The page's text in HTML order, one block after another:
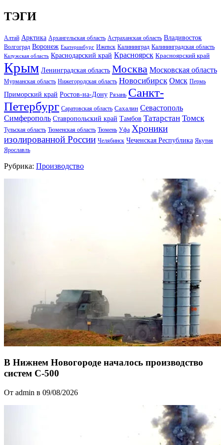
ТЭГИ
Алтай Арктика Архангельская область Астраханская область Владивосток
Волгоград Воронеж Екатеринбург Ижевск Калининград Калининградская область
Калужская область Краснодарский край Красноярск Красноярский край
Крым Ленинградская область Москва Московская область
Мурманская область Нижегородская область Новосибирск Омск Пермь
Приморский край Ростов-на-Дону Рязань Санкт-
Петербург Саратовская область Сахалин Севастополь
Симферополь Ставропольский край Тамбов Татарстан Томск
Тульская область Тюменская область Тюмень Уфа Хроники
изолированной России Челябинск Чеченская Республика Якутия
Ярославль
Рубрика: Производство
В Нижнем Новогороде началось производство
систем С-500
От admin в 09/08/2026